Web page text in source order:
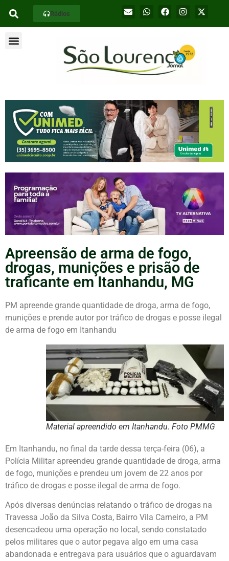
Rádios
Apreensão de arma de fogo,
drogas, munições e prisão de
traficante em Itanhandu, MG
PM apreende grande quantidade de droga, arma de fogo,
munições e prende autor por tráfico de drogas e posse ilegal
de arma de fogo em Itanhandu
Material apreendido em Itanhandu. Foto PMMG
Em Itanhandu, no final da tarde dessa terça-feira (06), a
Polícia Militar apreendeu grande quantidade de droga, arma
de fogo, munições e prendeu um jovem de 22 anos por
tráfico de drogas e posse ilegal de arma de fogo.
Após diversas denúncias relatando o tráfico de drogas na
Travessa João da Silva Costa, Bairro Vila Carneiro, a PM
desencadeou uma operação no local, sendo constatado
pelos militares que o autor pegava algo em uma casa
abandonada e entregava para usuários que o aguardavam